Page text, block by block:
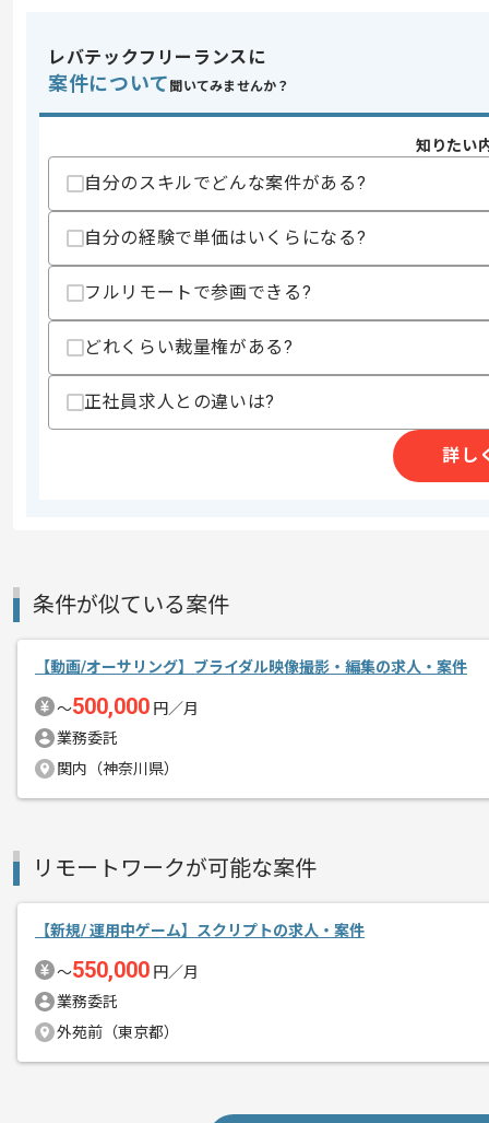
求めるスキル
・仕様作成及びレベルデザイン経験
・コンシューマータイトルのプランナ
・UnityまたはUnrealEngine等のゲーム
スキルに不安がある方へ
上記に似た経験やスキルをお持ちであれば申
その他募集要項
商談回数
年齢層も幅広く、メンバーを育ててい
レバテックフリーランスに
案件について 聞いてみませんか？
知りたい
自分のスキルでどんな案件がある?
自分の経験で単価はいくらになる?
フルリモートで参画できる?
どれくらい裁量権がある?
正社員求人との違いは?
詳し
条件が似ている案件
【動画/オーサリング】ブライダル映像撮影・編集の求人・案件
〜500,000 円／月
業務委託
関内（神奈川県）
リモートワークが可能な案件
【新規/ 運用中ゲーム】スクリプトの求人・案件
〜550,000 円／月
業務委託
外苑前（東京都）